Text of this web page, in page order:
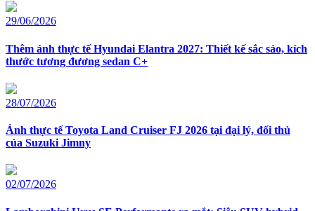
29/06/2026
Thêm ảnh thực tế Hyundai Elantra 2027: Thiết kế sắc sảo, kích
thước tương đương sedan C+
28/07/2026
Ảnh thực tế Toyota Land Cruiser FJ 2026 tại đại lý, đối thủ
của Suzuki Jimny
02/07/2026